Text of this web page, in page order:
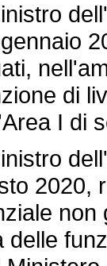
di
I di
2020,